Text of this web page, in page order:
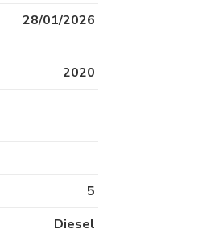
28/01/2026
2020
5
Diesel